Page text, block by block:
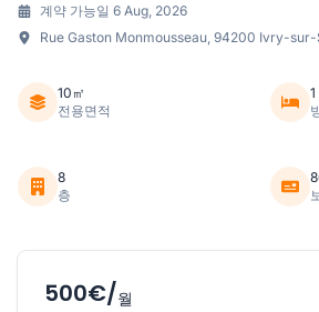
계약 가능일 6 Aug, 2026
Rue Gaston Monmousseau, 94200 Ivry-
10㎡
전용면적
1
8
층
500€/월